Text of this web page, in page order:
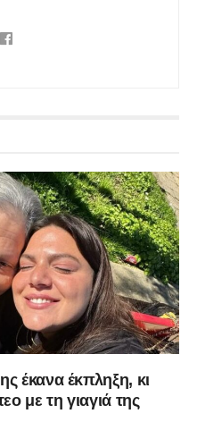
έκανα έκπληξη, κι
με τη γιαγιά της